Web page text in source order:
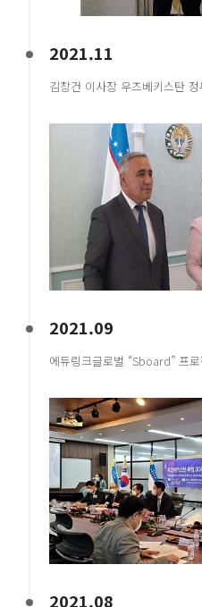
2021.11
김창건 이사장 우즈베키스탄
2021.09
에듀링크글로벌 “Sboard” 프
2021.08